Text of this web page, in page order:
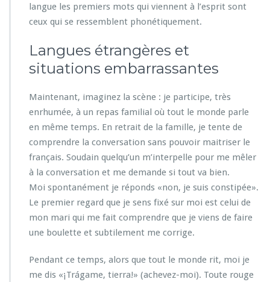
langue les premiers mots qui viennent à l’esprit sont
ceux qui se ressemblent phonétiquement.
Langues étrangères et
situations embarrassantes
Maintenant, imaginez la scène : je participe, très
enrhumée, à un repas familial où tout le monde parle
en même temps. En retrait de la famille, je tente de
comprendre la conversation sans pouvoir maitriser le
français. Soudain quelqu’un m’interpelle pour me mêler
à la conversation et me demande si tout va bien.
Moi spontanément je réponds «non, je suis constipée».
Le premier regard que je sens fixé sur moi est celui de
mon mari qui me fait comprendre que je viens de faire
une boulette et subtilement me corrige.
Pendant ce temps, alors que tout le monde rit, moi je
me dis «¡Trágame, tierra!» (achevez-moi). Toute rouge